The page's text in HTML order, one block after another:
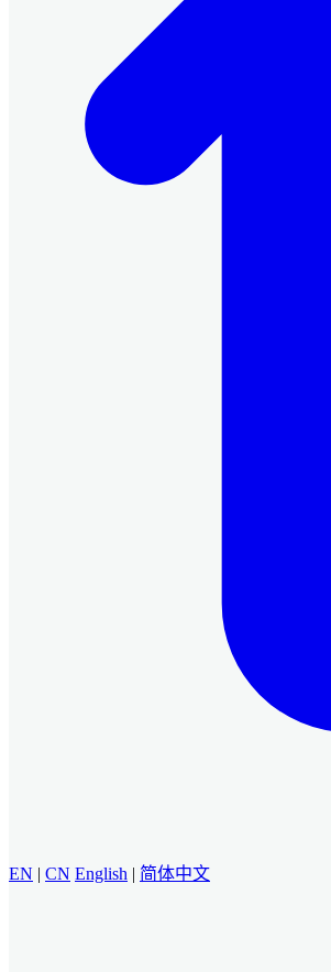
EN | CN English | 简体中文